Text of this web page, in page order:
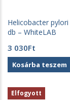
Helicobacter
db – WhiteLAB
3 030Ft
Kosárba teszem
Elfogyott